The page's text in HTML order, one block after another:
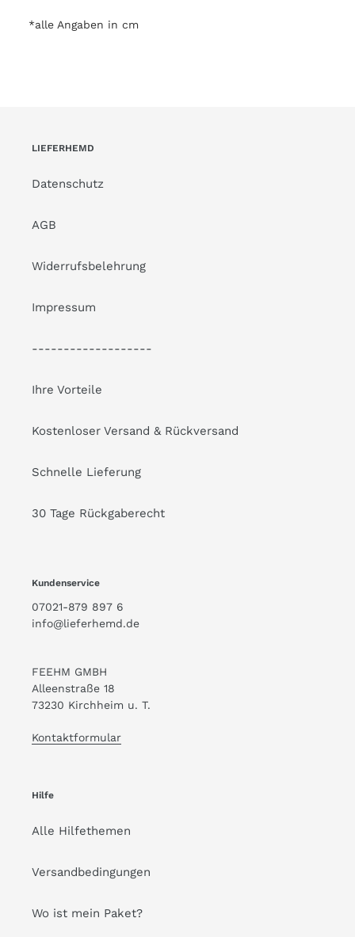
*alle Angaben in cm
LIEFERHEMD
Datenschutz
AGB
Widerrufsbelehrung
Impressum
-------------------
Ihre Vorteile
Kostenloser Versand & Rückversand
Schnelle Lieferung
30 Tage Rückgaberecht
Kundenservice
07021-879 897 6
info@lieferhemd.de
FEEHM GMBH
Alleenstraße 18
73230 Kirchheim u. T.
Kontaktformular
Hilfe
Alle Hilfethemen
Versandbedingungen
Wo ist mein Paket?